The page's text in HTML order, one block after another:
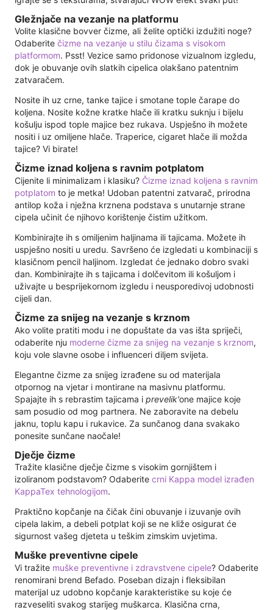
Gležnjače na vezanje na platformu
Volite klasične bovver čizme, ali želite optički izdužiti noge?
Odaberite čizme na vezanje u stilu čizama s visokom
platformom. Psst! Vezice samo pridonose vizualnom izgledu,
dok je obuvanje ovih slatkih cipelica olakšano patentnim
zatvaračem.
Nosite ih uz crne, tanke tajice i smotane tople čarape do
koljena. Nosite kožne kratke hlače ili kratku suknju i bijelu
košulju ispod tople majice bez rukava. Uspješno ih možete
nositi i uz omiljene hlače. Traperice, cigaret hlače ili možda
tajice? Vi birate!
Čizme iznad koljena s ravnim potplatom
Cijenite li minimalizam i klasiku? Čizme iznad koljena s ravnim
potplatom to je metka! Udoban patentni zatvarač, prirodna
antilop koža i nježna krznena podstava s unutarnje strane
cipela učinit će njihovo korištenje čistim užitkom.
Kombinirajte ih s omiljenim haljinama ili tajicama. Možete ih
uspješno nositi u uredu. Savršeno će izgledati u kombinaciji s
klasičnom pencil haljinom. Izgledat će jednako dobro svaki
dan. Kombinirajte ih s tajicama i dolčevitom ili košuljom i
uživajte u besprijekornom izgledu i neusporedivoj udobnosti
cijeli dan.
Čizme za snijeg na vezanje s krznom
Ako volite pratiti modu i ne dopuštate da vas išta spriječi,
odaberite nju moderne čizme za snijeg na vezanje s krznom,
koju vole slavne osobe i influenceri diljem svijeta.
Elegantne čizme za snijeg izrađene su od materijala
otpornog na vjetar i montirane na masivnu platformu.
Spajajte ih s rebrastim tajicama i prevelik'one majice koje
sam posudio od mog partnera. Ne zaboravite na debelu
jaknu, toplu kapu i rukavice. Za sunčanog dana svakako
ponesite sunčane naočale!
Dječje čizme
Tražite klasične dječje čizme s visokim gornjištem i
izoliranom podstavom? Odaberite crni Kappa model izrađen
KappaTex tehnologijom.
Praktično kopčanje na čičak čini obuvanje i izuvanje ovih
cipela lakim, a debeli potplat koji se ne kliže osigurat će
sigurnost vašeg djeteta u teškim zimskim uvjetima.
Muške preventivne cipele
Vi tražite muške preventivne i zdravstvene cipele? Odaberite
renomirani brend Befado. Poseban dizajn i fleksibilan
materijal uz udobno kopčanje karakteristike su koje će
razveseliti svakog starijeg muškarca. Klasična crna,